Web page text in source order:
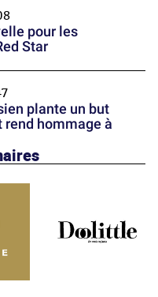
pour les
Star
plante un but
hommage à